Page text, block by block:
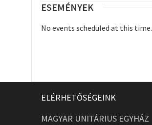
ESEMÉNYEK
No events scheduled at this time.
ELÉRHETŐSÉGEINK
MAGYAR UNITÁRIUS EGYHÁZ